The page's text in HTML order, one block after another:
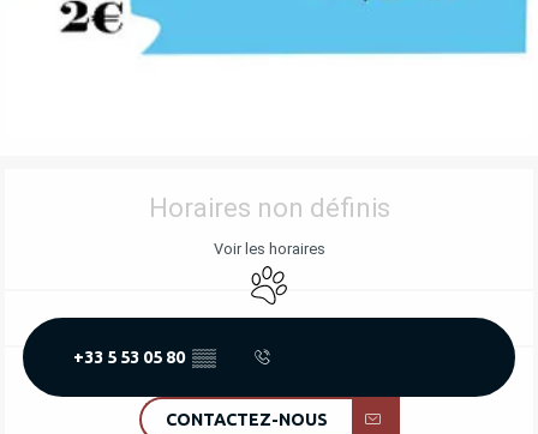
OUVERTURE ET COORDONNÉES
Horaires non définis
Voir les horaires
Animaux acceptés
+33 5 53 05 80 ▒▒
CONTACTEZ-NOUS